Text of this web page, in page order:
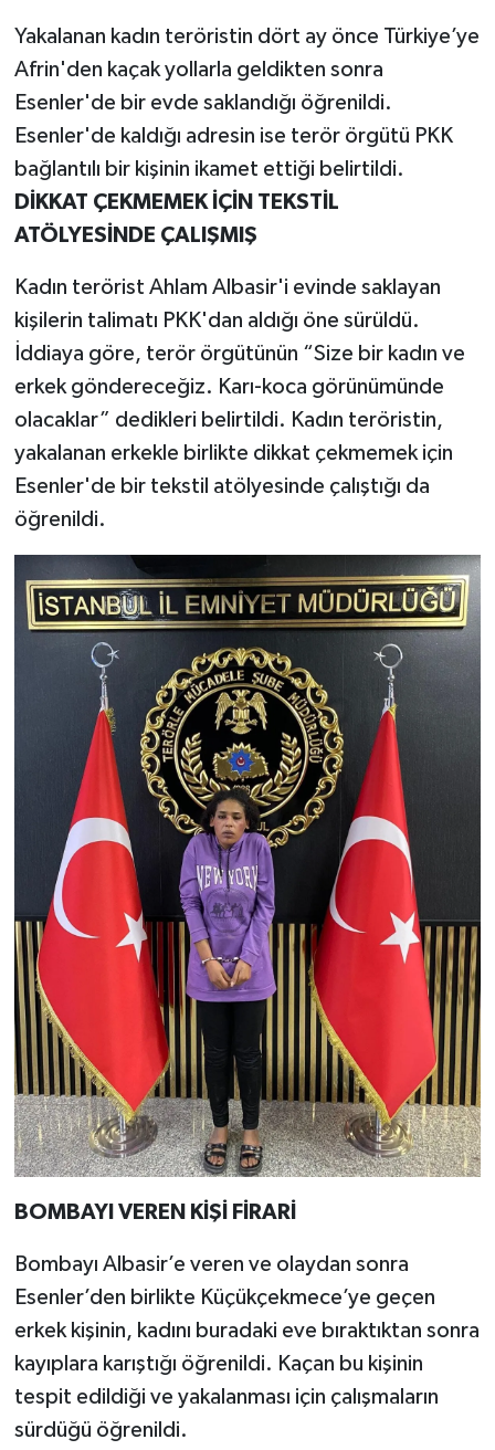
Yakalanan kadın teröristin dört ay önce Türkiye’ye
Afrin'den kaçak yollarla geldikten sonra
Esenler'de bir evde saklandığı öğrenildi.
Esenler'de kaldığı adresin ise terör örgütü PKK
bağlantılı bir kişinin ikamet ettiği belirtildi.
DİKKAT ÇEKMEMEK İÇİN TEKSTİL
ATÖLYESİNDE ÇALIŞMIŞ
Kadın terörist Ahlam Albasir'i evinde saklayan
kişilerin talimatı PKK'dan aldığı öne sürüldü.
İddiaya göre, terör örgütünün “Size bir kadın ve
erkek göndereceğiz. Karı-koca görünümünde
olacaklar” dedikleri belirtildi. Kadın teröristin,
yakalanan erkekle birlikte dikkat çekmemek için
Esenler'de bir tekstil atölyesinde çalıştığı da
öğrenildi.
BOMBAYI VEREN KİŞİ FİRARİ
Bombayı Albasir’e veren ve olaydan sonra
Esenler’den birlikte Küçükçekmece’ye geçen
erkek kişinin, kadını buradaki eve bıraktıktan sonra
kayıplara karıştığı öğrenildi. Kaçan bu kişinin
tespit edildiği ve yakalanması için çalışmaların
sürdüğü öğrenildi.